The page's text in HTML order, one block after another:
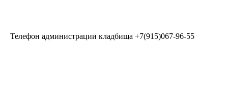
Телефон администрации кладбища +7(915)067-96-55